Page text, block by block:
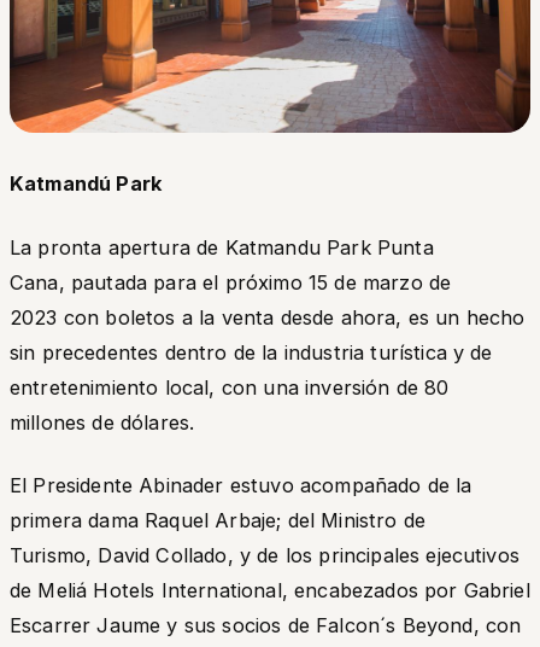
Katmandú Park
La pronta apertura de Katmandu Park Punta
Cana, pautada para el próximo 15 de marzo de
2023 con boletos a la venta desde ahora, es un hecho
sin precedentes dentro de la industria turística y de
entretenimiento local, con una inversión de 80
millones de dólares.
El Presidente Abinader estuvo acompañado de la
primera dama Raquel Arbaje; del Ministro de
Turismo, David Collado, y de los principales ejecutivos
de Meliá Hotels International, encabezados por Gabriel
Escarrer Jaume y sus socios de Falcon´s Beyond, con